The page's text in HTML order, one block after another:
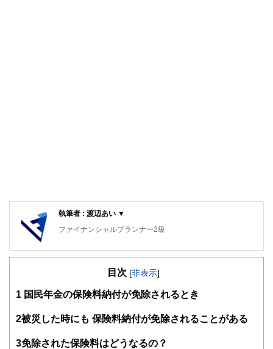
執筆者 : 渡辺あい ▼
ファイナンシャルプランナー2級
目次 [非表示]
1 国民年金の保険料納付が免除されるとき
2被災した時にも 保険料納付が免除されることがある
3免除された保険料はどうなるの？